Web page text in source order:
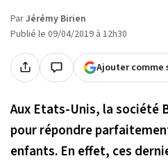
ParJérémy Birien
Publié le 09/04/2019 à 12h30
Ajouter comme
Aux Etats-Unis, la société
pour répondre
enfants. En effet, ces